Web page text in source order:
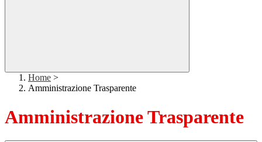
Home >
Amministrazione Trasparente
Amministrazione Trasparente